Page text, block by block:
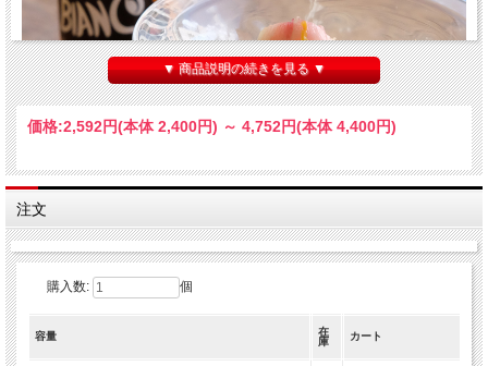
モデナ産バルサミコ酢 ビアンコ（白）
昨今、脚光を浴びるようになった「白バルサミコ酢」。
バルサミコ酢特有の深い色合いを料理に加えたくない場合に重宝する、いわば白
醤油的な商品です。
NERONE：ネローネに用いているモストコット（ぶどう果汁を煮詰めたもの）
リンゴ酢のような爽やかな味わいが特徴的です。
特に夏場は桃とモッツァレッラの組合せで素敵な一品が出来上がります。
▼ 商品説明の続きを見る ▼
価格:2,592円(本体 2,400円) ～ 4,752円(本体 4,400円)
注文
購入数: 個
容量
在
庫
カート